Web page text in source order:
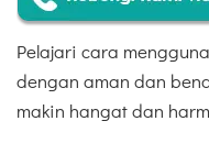
Pelajari cara
dengan aman dan
makin hangat dan